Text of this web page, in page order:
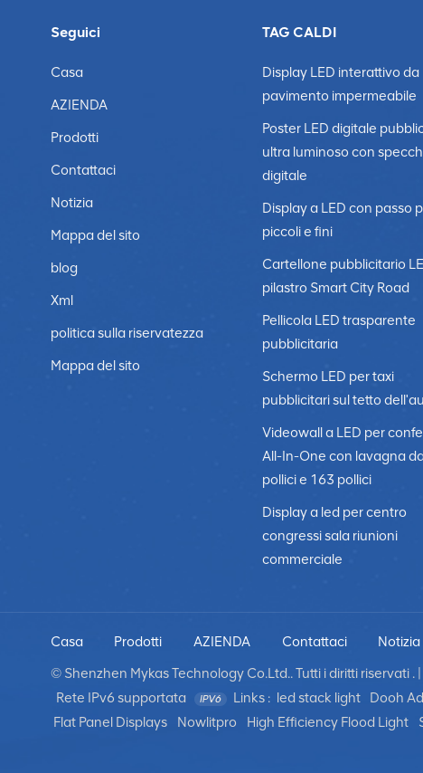
Seguici
Casa
AZIENDA
Prodotti
Contattaci
Notizia
Mappa del sito
blog
Xml
politica sulla riservatezza
Mappa del sito
TAG CALDI
Display LED interattivo da
pavimento impermeabile
Poster LED digitale
ultra luminoso con
digitale
Display a LED con passo
piccoli e fini
Cartellone pubblicitario
pilastro Smart City Road
Pellicola LED trasparente
pubblicitaria
Schermo LED per taxi
pubblicitari sul tetto
Videowall a LED per
All-In-One con lavagna
pollici e 163 pollici
Display a led per centro
congressi sala riunioni
commerciale
Casa Prodotti AZIENDA Contattaci Notizia
© Shenzhen Mykas Technology Co.Ltd.. Tutti i diritti riservati . |
Rete IPv6 supportata
Links : led stack light Dooh
Flat Panel Displays
Nowlitpro High Efficiency Flood Light